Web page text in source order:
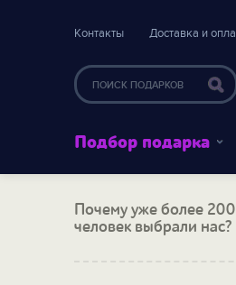
Контакты Доставка и
Подбор подарка
Почему уже более
человек выбрали нас?